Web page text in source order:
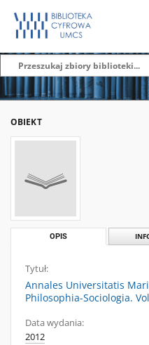
OBIEKT
OPIS
Tytuł:
Annales Universitatis
Philosophia-Sociologia.
Data wydania:
2012